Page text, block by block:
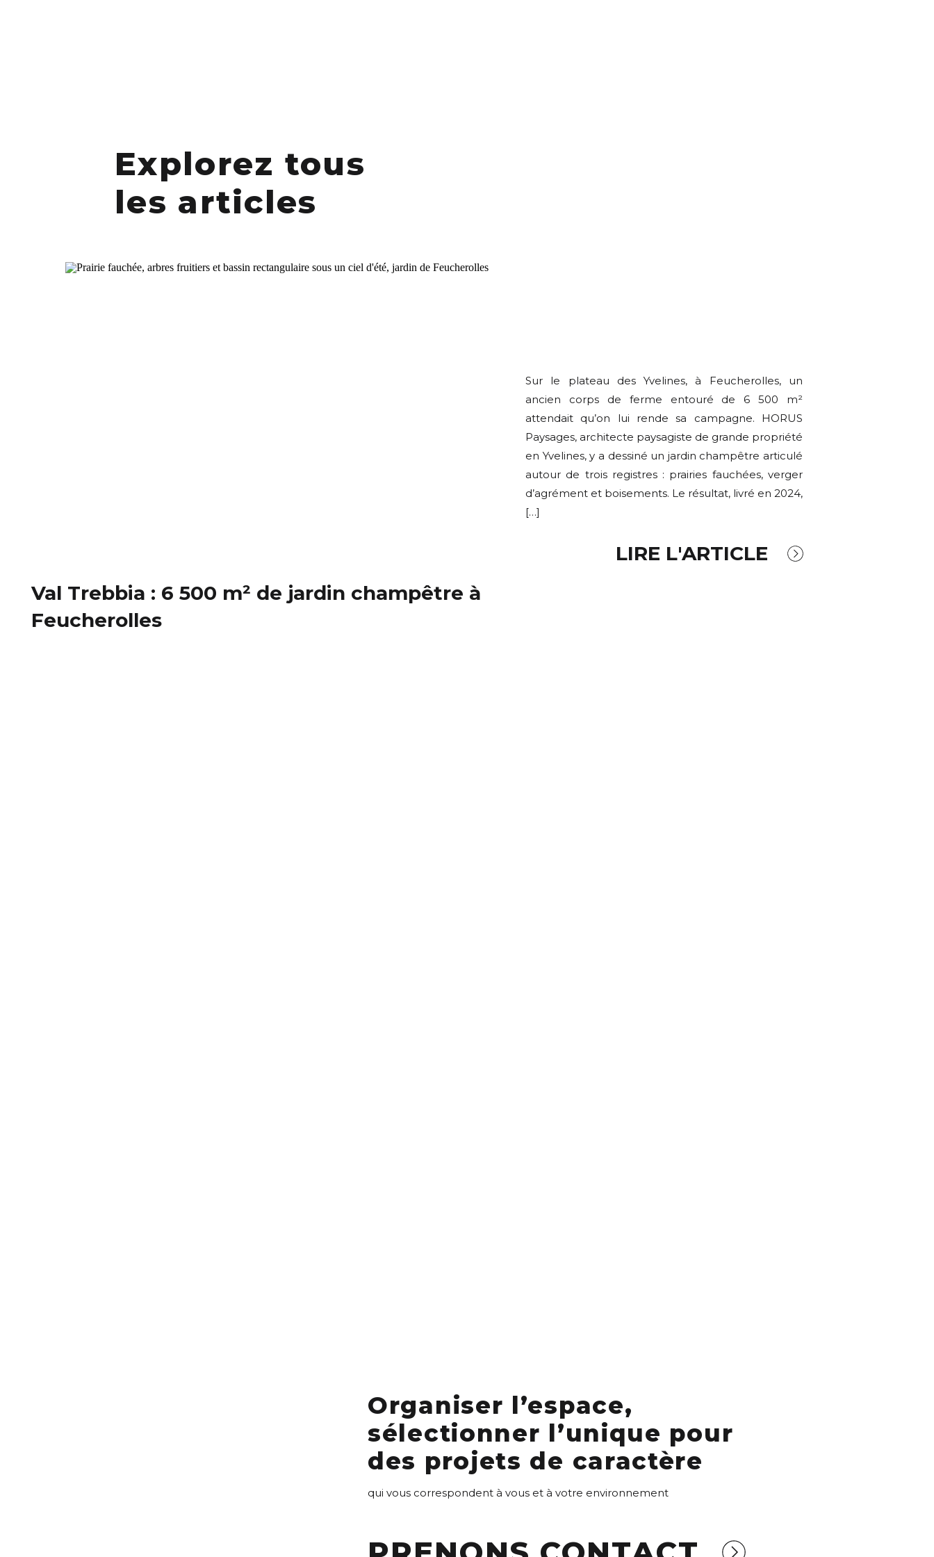
Explorez tous
les articles
Val Trebbia : 6 500 m² de jardin champêtre à
Feucherolles
Sur le plateau des Yvelines, à Feucherolles, un
ancien corps de ferme entouré de 6 500 m²
attendait qu’on lui rende sa campagne. HORUS
Paysages, architecte paysagiste de grande propriété
en Yvelines, y a dessiné un jardin champêtre articulé
autour de trois registres : prairies fauchées, verger
d’agrément et boisements. Le résultat, livré en 2024,
[…]
LIRE L'ARTICLE
Organiser l’espace,
sélectionner l’unique pour
des projets de caractère
qui vous correspondent à vous et à votre environnement